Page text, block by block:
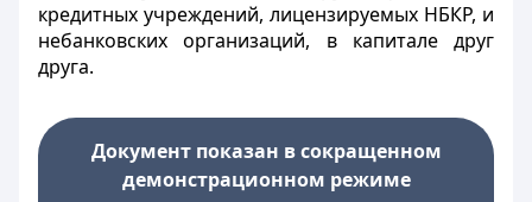
кредитных учреждений, лицензируемых НБКР, и
небанковских организаций, в капитале друг
друга.
Документ показан в сокращенном
демонстрационном режиме